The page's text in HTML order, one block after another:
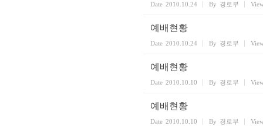
Date 2010.10.24 By 경로부
예배현황
Date 2010.10.24 By 경로부
예배현황
Date 2010.10.10 By 경로부
예배현황
Date 2010.10.10 By 경로부